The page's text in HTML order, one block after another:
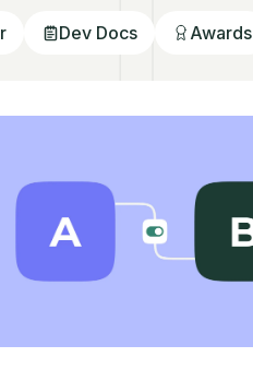
Dev Docs Awards